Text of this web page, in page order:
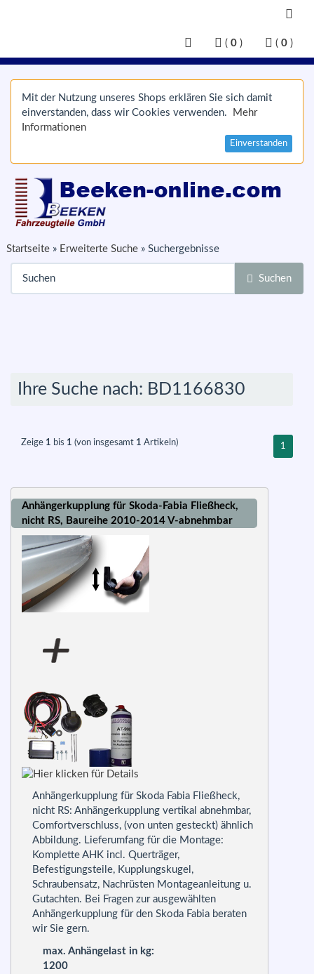
( 0 ) ( 0 )
Mit der Nutzung unseres Shops erklären Sie sich damit
einverstanden, dass wir Cookies verwenden.
Mehr
Informationen
Einverstanden
Startseite » Erweiterte Suche » Suchergebnisse
Suchen
Ihre Suche nach: BD1166830
Zeige 1 bis 1 (von insgesamt 1 Artikeln) 1
Anhängerkupplung für Skoda-Fabia Fließheck,
nicht RS, Baureihe 2010-2014 V-abnehmbar
Anhängerkupplung für Skoda Fabia Fließheck,
nicht RS: Anhängerkupplung vertikal abnehmbar,
Comfortverschluss, (von unten gesteckt) ähnlich
Abbildung. Lieferumfang für die Montage:
Komplette AHK incl. Querträger,
Befestigungsteile, Kupplungskugel,
Schraubensatz, Nachrüsten Montageanleitung u.
Gutachten. Bei Fragen zur ausgewählten
Anhängerkupplung für den Skoda Fabia beraten
wir Sie gern.
max. Anhängelast in kg:
1200